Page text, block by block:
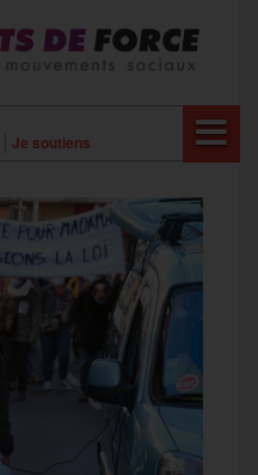
Je soutiens